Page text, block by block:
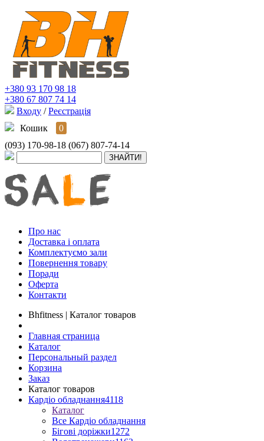
+380 93 170 98 18
+380 67 807 74 14
Входу / Реєстрація
Кошик
0
(093) 170-98-18 (067) 807-74-14
Про нас
Доставка і оплата
Комплектуємо зали
Повернення товару
Поради
Оферта
Контакти
Bhfitness | Каталог товаров
Главная страница
Каталог
Персональный раздел
Корзина
Заказ
Каталог товаров
Кардіо обладнання4118
Каталог
Все Кардіо обладнання
Бігові доріжки1272